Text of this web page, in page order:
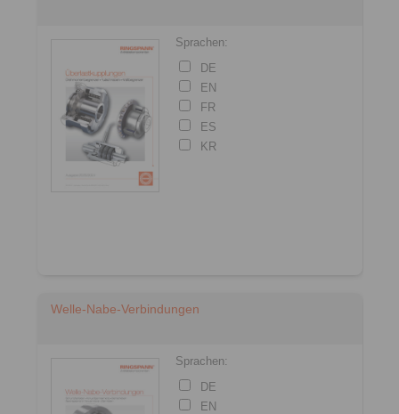
Sprachen:
DE
EN
FR
ES
KR
Welle-Nabe-Verbindungen
Sprachen:
DE
EN